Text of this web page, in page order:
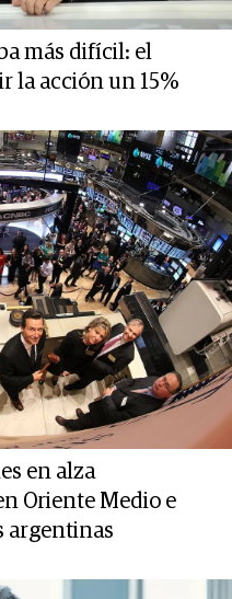
más difícil: el
la acción un 15%
en alza
Oriente Medio e
argentinas